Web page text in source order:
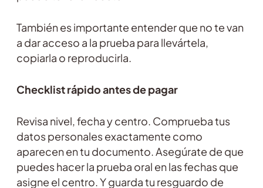
También es importante entender que no te van
a dar acceso a la prueba para llevártela,
copiarla o reproducirla.
Checklist rápido antes de pagar
Revisa nivel, fecha y centro. Comprueba tus
datos personales exactamente como
aparecen en tu documento. Asegúrate de que
puedes hacer la prueba oral en las fechas que
asigne el centro. Y guarda tu resguardo de